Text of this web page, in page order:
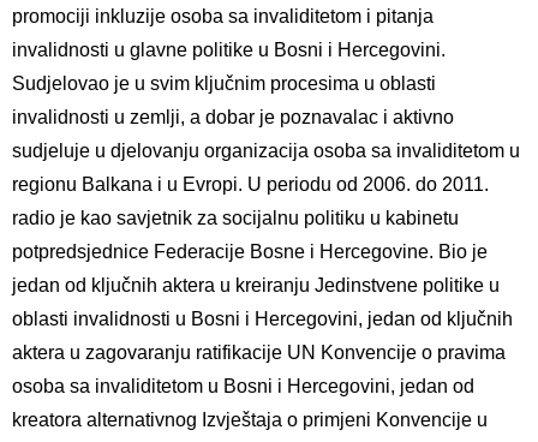
promociji inkluzije osoba sa invaliditetom i pitanja
invalidnosti u glavne politike u Bosni i Hercegovini.
Sudjelovao je u svim ključnim procesima u oblasti
invalidnosti u zemlji, a dobar je poznavalac i aktivno
sudjeluje u djelovanju organizacija osoba sa invaliditetom u
regionu Balkana i u Evropi. U periodu od 2006. do 2011.
radio je kao savjetnik za socijalnu politiku u kabinetu
potpredsjednice Federacije Bosne i Hercegovine. Bio je
jedan od ključnih aktera u kreiranju Jedinstvene politike u
oblasti invalidnosti u Bosni i Hercegovini, jedan od ključnih
aktera u zagovaranju ratifikacije UN Konvencije o pravima
osoba sa invaliditetom u Bosni i Hercegovini, jedan od
kreatora alternativnog Izvještaja o primjeni Konvencije u